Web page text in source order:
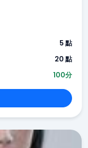
5 點
20 點
100分